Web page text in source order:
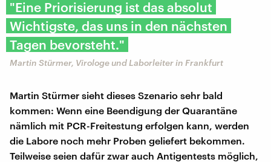
"Eine Priorisierung ist das absolut
Wichtigste, das uns in den nächsten
Tagen bevorsteht."
Martin Stürmer, Virologe und Laborleiter in Frankfurt
Martin Stürmer sieht dieses Szenario sehr bald
kommen: Wenn eine Beendigung der Quarantäne
nämlich mit PCR-Freitestung erfolgen kann, werden
die Labore noch mehr Proben geliefert bekommen.
Teilweise seien dafür zwar auch Antigentests möglich,